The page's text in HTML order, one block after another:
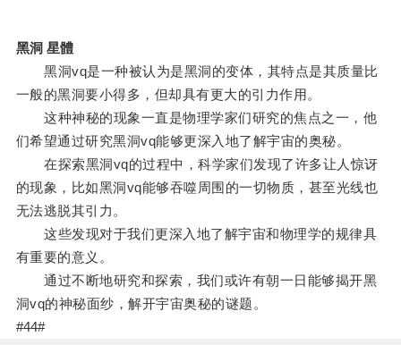
黑洞 星體
黑洞vq是一种被认为是黑洞的变体，其特点是其质量比
一般的黑洞要小得多，但却具有更大的引力作用。
这种神秘的现象一直是物理学家们研究的焦点之一，他
们希望通过研究黑洞vq能够更深入地了解宇宙的奥秘。
在探索黑洞vq的过程中，科学家们发现了许多让人惊讶
的现象，比如黑洞vq能够吞噬周围的一切物质，甚至光线也
无法逃脱其引力。
这些发现对于我们更深入地了解宇宙和物理学的规律具
有重要的意义。
通过不断地研究和探索，我们或许有朝一日能够揭开黑
洞vq的神秘面纱，解开宇宙奥秘的谜题。
#44#